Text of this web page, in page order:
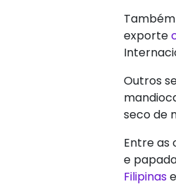
exporte
Outros
seco de
Entre as
e
Filipinas